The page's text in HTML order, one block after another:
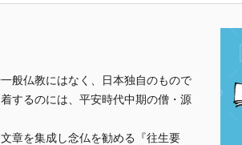
般仏教にはなく、日本独自のもので
するのには、平安時代中期の僧・源
章を集成し念仏を勧める『往生要